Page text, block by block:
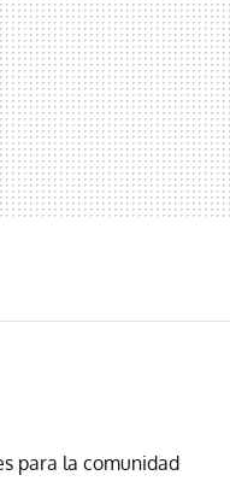
para la comunidad